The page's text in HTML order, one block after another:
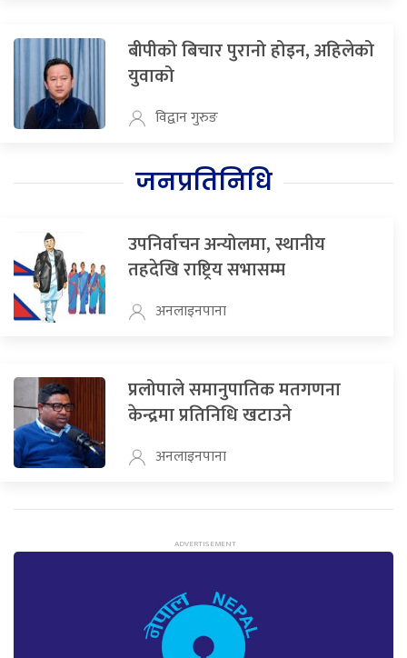
बीपीको बिचार पुरानो होइन, अहिलेको
युवाको
विद्वान गुरुङ
जनप्रतिनिधि
उपनिर्वाचन अन्योलमा, स्थानीय
तहदेखि राष्ट्रिय सभासम्म
अनलाइनपाना
प्रलोपाले समानुपातिक मतगणना
केन्द्रमा प्रतिनिधि खटाउने
अनलाइनपाना